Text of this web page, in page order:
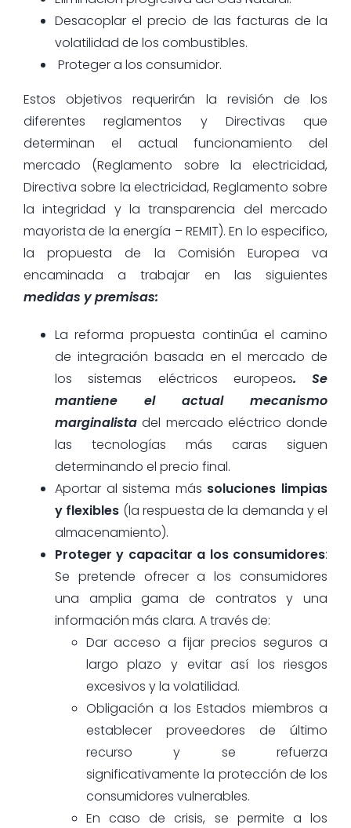
Desacoplar el precio de las facturas de la
volatilidad de los combustibles.
Proteger a los consumidor.
Estos objetivos requerirán la revisión de los
diferentes reglamentos y Directivas que
determinan el actual funcionamiento del
mercado (Reglamento sobre la electricidad,
Directiva sobre la electricidad, Reglamento sobre
la integridad y la transparencia del mercado
mayorista de la energía – REMIT). En lo especifico,
la propuesta de la Comisión Europea va
encaminada a trabajar en las siguientes
medidas y premisas:
La reforma propuesta continúa el camino
de integración basada en el mercado de
los sistemas eléctricos europeos. Se
mantiene el actual mecanismo
marginalistadel mercado eléctrico donde
las tecnologías más caras siguen
determinando el precio final.
Aportar al sistema más soluciones limpias
y flexibles (la respuesta de la demanda y el
almacenamiento).
Proteger y capacitar a los consumidores:
Se pretende ofrecer a los consumidores
una amplia gama de contratos y una
información más clara. A través de:
Dar acceso a fijar precios seguros a
largo plazo y evitar así los riesgos
excesivos y la volatilidad.
Obligación a los Estados miembros a
establecer proveedores de último
recurso y se refuerza
significativamente la protección de los
consumidores vulnerables.
En caso de crisis, se permite a los